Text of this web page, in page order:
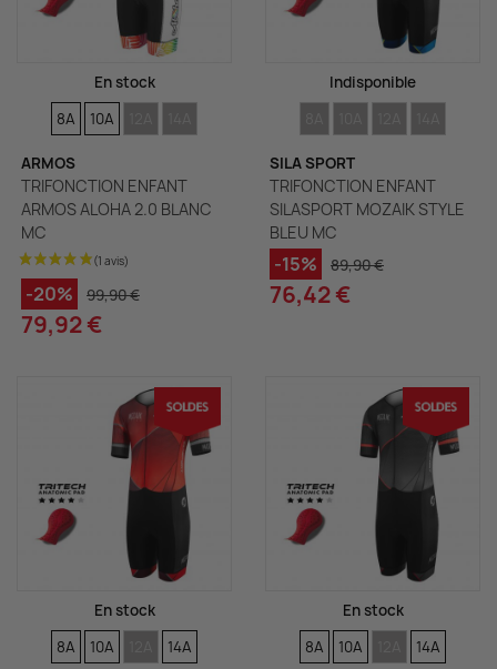
En stock
TAILLES
8A TAILLES
10A TAILLESTAILLES
ARMOS
TRIFONCTION ENFANT
ARMOS ALOHA 2.0 BLANC
MC
-20% 99,90 €
79,92 €
Indisponible
TAILLESTAILLESTAILLESTAILLES
SILA SPORT
TRIFONCTION ENFANT
SILASPORT MOZAIK STYLE
BLEU MC
-15% 89,90 €
76,42 €
En stock
TAILLES
8A TAILLES
10A TAILLESTAILLES
14A
En stock
TAILLES
8A TAILLES
10A TAILLESTAILLES
14A